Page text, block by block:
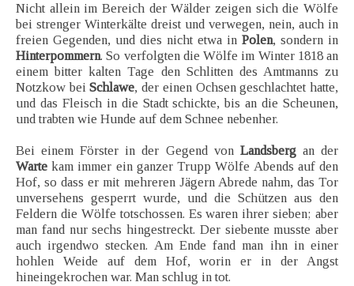
Nicht allein im Bereich der Wälder zeigen sich die Wölfe
bei strenger Winterkälte dreist und verwegen, nein, auch in
freien Gegenden, und dies nicht etwa in Polen, sondern in
Hinterpommern. So verfolgten die Wölfe im Winter 1818 an
einem bitter kalten Tage den Schlitten des Amtmanns zu
Notzkow beiSchlawe, der einen Ochsen geschlachtet hatte,
und das Fleisch in die Stadt schickte, bis an die Scheunen,
und trabten wie Hunde auf dem Schnee nebenher.
Bei einem Förster in der Gegend von Landsbergan der
Warte kam immer ein ganzer Trupp Wölfe Abends auf den
Hof, so dass er mit mehreren Jägern Abrede nahm, das Tor
unversehens gesperrt wurde, und die Schützen aus den
Feldern die Wölfe totschossen. Es waren ihrer sieben; aber
man fand nur sechs hingestreckt. Der siebente musste aber
auch irgendwo stecken. Am Ende fand man ihn in einer
hohlen Weide auf dem Hof, worin er in der Angst
hineingekrochen war. Man schlug in tot.